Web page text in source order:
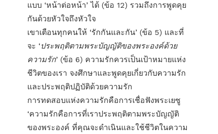
แบบ ‘หน้าต่อหน้า’ ได้ (ข้อ 12) รวมถึงการพูดคุย
กันด้วยหัวใจถึงหัวใจ
เขาเตือนทุกคนให้ ‘รักกันและกัน’ (ข้อ 5) และที่
จะ ‘ประพฤติตามพระบัญญัติของพระองค์ด้วย
ความรัก’ (ข้อ 6) ความรักควรเป็นเป้าหมายแห่ง
ชีวิตของเรา จงศึกษาและพูดคุยเกี่ยวกับความรัก
และประพฤติปฏิบัติด้วยความรัก
การทดสอบแห่งความรักคือการเชื่อฟังพระเยซู
‘ความรักคือการที่เราประพฤติตามพระบัญญัติ
ของพระองค์ ที่คุณจะดำเนินและใช้ชีวิตในความ